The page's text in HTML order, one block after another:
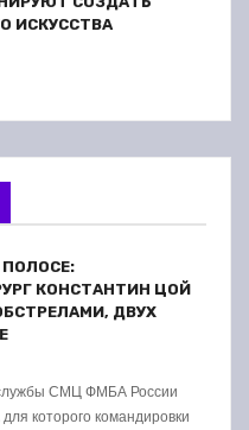
ИСКУССТВА
КОНСТАНТИН ЦОЙ
ДВУХ
СМЦ ФМБА России
которого командировки